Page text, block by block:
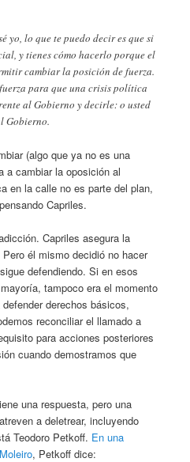
yo, lo que te puedo decir es que si
y tienes cómo hacerlo porque el
cambiar la posición de fuerza.
para que una crisis política
al Gobierno y decirle: o usted
Gobierno.
(algo que ya no es una
a cambiar la oposición al
en la calle no es parte del plan,
Capriles.
Capriles asegura la
él mismo decidió no hacer
defendiendo. Si en esos
tampoco era el momento
derechos básicos,
reconciliar el llamado a
para acciones posteriores
cuando demostramos que
una respuesta, pero una
a deletrear, incluyendo
Teodoro Petkoff. En una
, Petkoff dice: